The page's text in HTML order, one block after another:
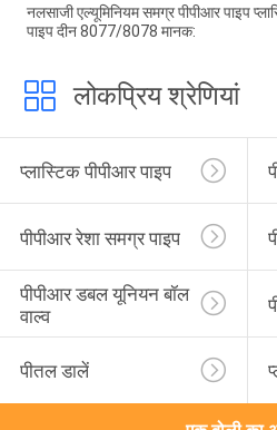
नलसाजी एल्यूमिनियम समग्र पीपीआर पाइप
पाइप दीन 8077/8078 मानक:
लोकप्रिय श्रेणियां
प्लास्टिक पीपीआर पाइप
पीपीआर रेशा समग्र पाइप
पीपीआर डबल यूनियन बॉल
वाल्व
पीतल डालें